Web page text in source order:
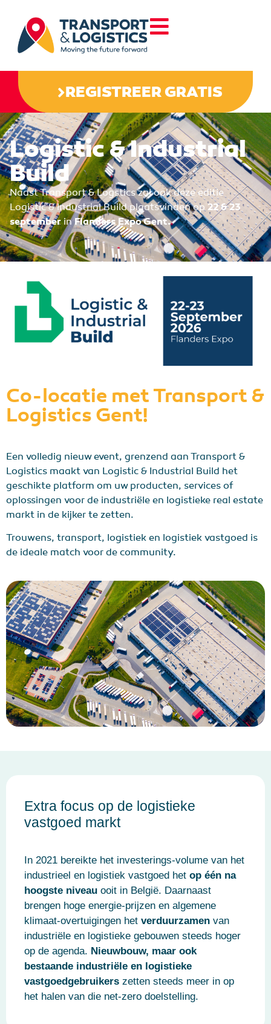
REGISTREER GRATIS
Logistic & Industrial
Build
Naast Transport & Logstics zal ook deze editie
Logistic & Industrial Build plaatsvinden op 22 & 23
septemberinFlanders Expo Gent.
Co-locatie met Transport &
Logistics Gent!
Een volledig nieuw event, grenzend aan Transport &
Logistics maakt van Logistic & Industrial Build het
geschikte platform om uw producten, services of
oplossingen voor de industriële en logistieke real estate
markt in de kijker te zetten.
Trouwens, transport, logistiek en logistiek vastgoed is
de ideale match voor de community.
Extra focus op de logistieke
vastgoed markt
In 2021 bereikte het investerings-volume van het
industrieel en logistiek vastgoed het op één na
hoogste niveau ooit in België. Daarnaast
brengen hoge energie-prijzen en algemene
klimaat-overtuigingen het verduurzamen van
industriële en logistieke gebouwen steeds hoger
op de agenda. Nieuwbouw, maar ook
bestaande industriële en logistieke
vastgoedgebruikers zetten steeds meer in op
het halen van die net-zero doelstelling.